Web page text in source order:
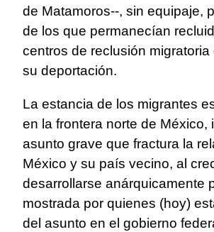
de Matamoros--, sin equipaje,
de los que permanecían
centros de reclusión
su deportación.
La estancia de los migrantes
en la frontera norte de México,
asunto grave que fractura la
México y su país vecino, al
desarrollarse anárquicamente
mostrada por quienes (hoy)
del asunto en el gobierno